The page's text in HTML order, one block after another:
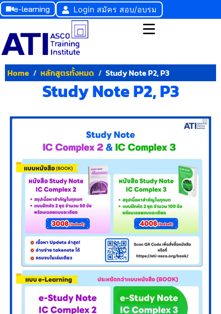
e-learning Login สมัคร สอบ/อบรม
Home หลักสูตรทั้งหมด Study Note P2, P3
Study Note P2, P3